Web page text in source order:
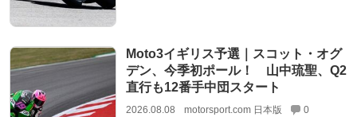
Moto3イギリス予選｜スコット・オグ
デン、今季初ポール！ 山中琉聖、Q2
直行も12番手中団スタート
2026.08.08 motorsport.com 日本版 0